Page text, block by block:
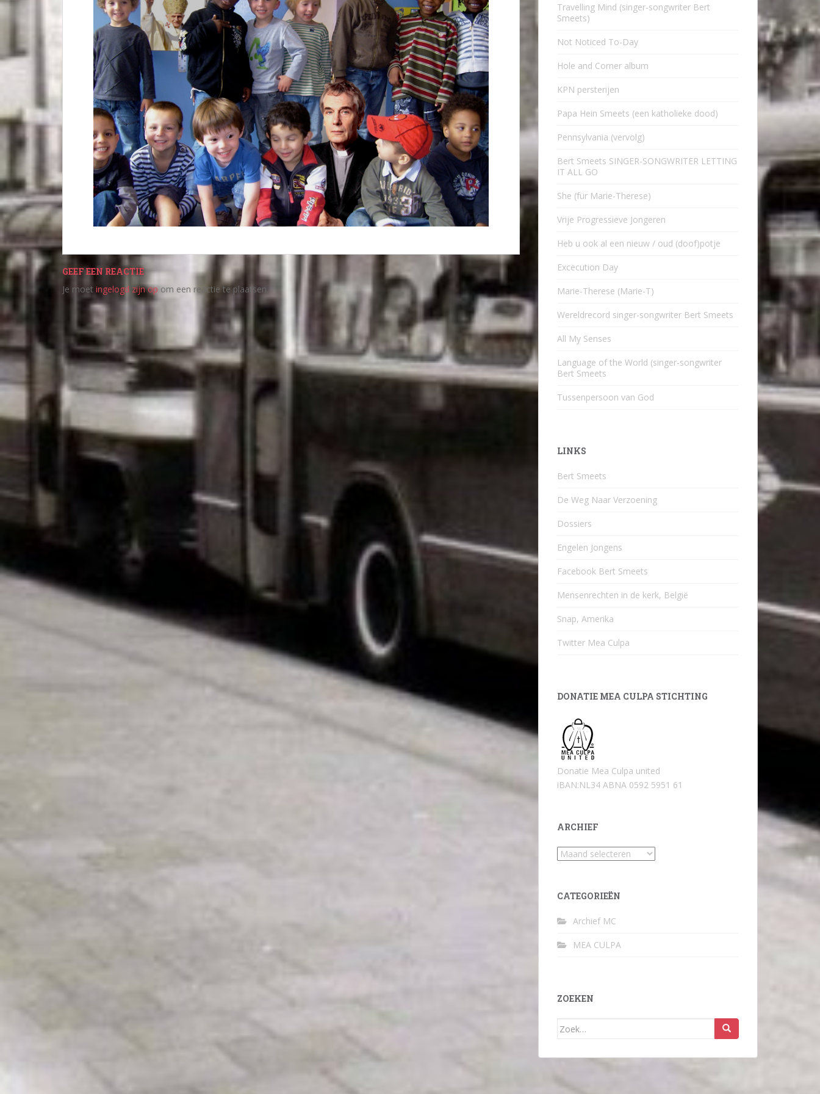
GEEF EEN REACTIE
Je moet ingelogd zijn opom een reactie te plaatsen.
Travelling Mind (singer-songwriter Bert
Smeets)
Not Noticed To-Day
Hole and Corner album
KPN persterijen
Papa Hein Smeets (een katholieke dood)
Pennsylvania (vervolg)
Bert Smeets SINGER-SONGWRITER LETTING
IT ALL GO
She (für Marie-Therese)
Vrije Progressieve Jongeren
Heb u ook al een nieuw / oud (doof)potje
Excecution Day
Marie-Therese (Marie-T)
Wereldrecord singer-songwriter Bert Smeets
All My Senses
Language of the World (singer-songwriter
Bert Smeets
Tussenpersoon van God
LINKS
Bert Smeets
De Weg Naar Verzoening
Dossiers
Engelen Jongens
Facebook Bert Smeets
Mensenrechten in de kerk, België
Snap, Amerika
Twitter Mea Culpa
DONATIE MEA CULPA STICHTING
Donatie Mea Culpa united
iBAN:NL34 ABNA 0592 5951 61
ARCHIEF
Archief
CATEGORIEËN
Archief MC
MEA CULPA
ZOEKEN
Zoek